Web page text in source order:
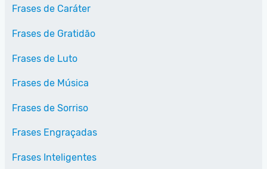
Frases de Caráter
Frases de Gratidão
Frases de Luto
Frases de Música
Frases de Sorriso
Frases Engraçadas
Frases Inteligentes